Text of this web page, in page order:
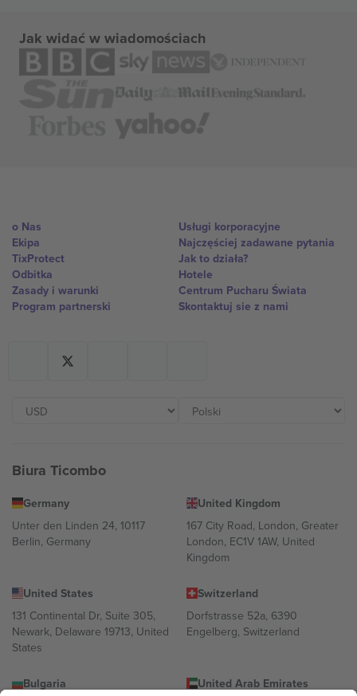
Jak widać w wiadomościach
o Nas
Ekipa
TixProtect
Odbitka
Zasady i warunki
Program partnerski
Usługi korporacyjne
Najczęściej zadawane pytania
Jak to działa?
Hotele
Centrum Pucharu Świata
Skontaktuj sie z nami
Biura Ticombo
Germany
Unter den Linden 24, 10117
Berlin, Germany
United Kingdom
167 City Road, London, Greater
London, EC1V 1AW, United
Kingdom
United States
131 Continental Dr, Suite 305,
Newark, Delaware 19713, United
States
Switzerland
Dorfstrasse 52a, 6390
Engelberg, Switzerland
Bulgaria United Arab Emirates